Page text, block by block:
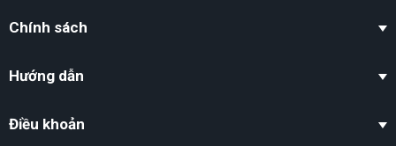
Chính sách
Hướng dẫn
Điều khoản